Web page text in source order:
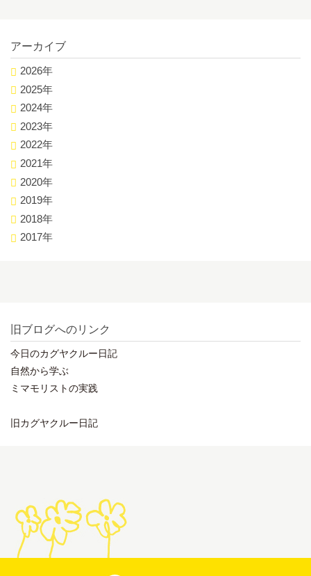
アーカイブ
2026年
2025年
2024年
2023年
2022年
2021年
2020年
2019年
2018年
2017年
旧ブログへのリンク
今日のカグヤクルー日記
自然から学ぶ
ミマモリストの実践
旧カグヤクルー日記